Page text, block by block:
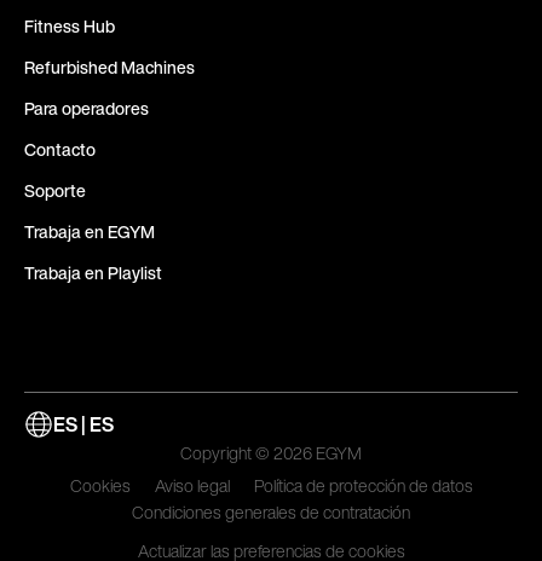
Fitness Hub
Refurbished Machines
Para operadores
Contacto
Soporte
Trabaja en EGYM
Trabaja en Playlist
ES | ES
Copyright © 2026 EGYM
Cookies
Aviso legal
Política de protección de datos
Condiciones generales de contratación
Actualizar las preferencias de cookies